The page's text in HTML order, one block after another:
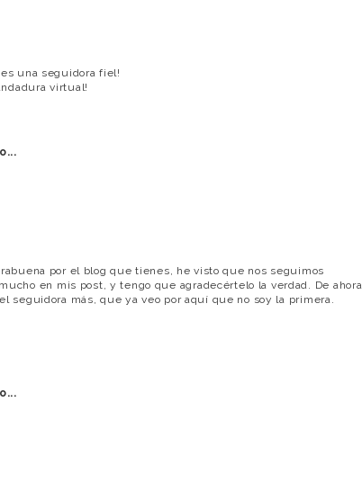
una seguidora fiel!
virtual!
por el blog que tienes, he visto que nos seguimos
en mis post, y tengo que agradecértelo la verdad. De ahora
seguidora más, que ya veo por aquí que no soy la primera.